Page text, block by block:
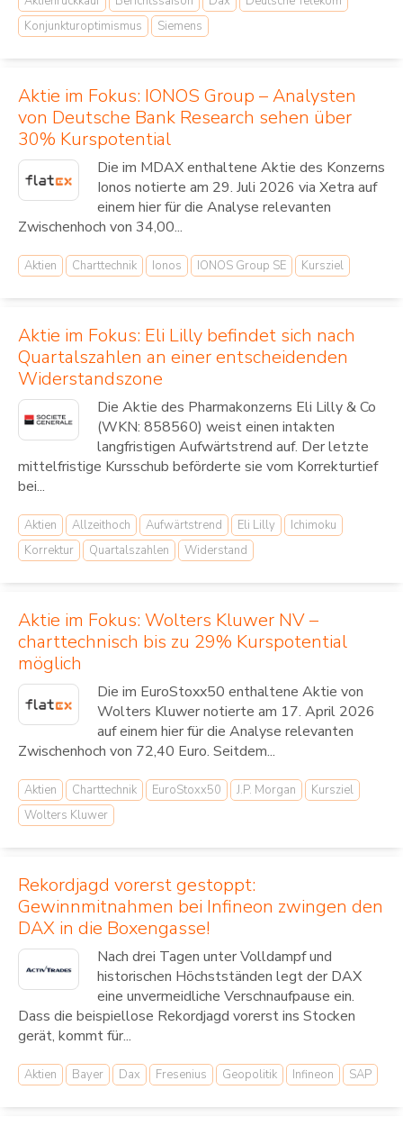
Konjunkturoptimismus
Siemens
Aktie im Fokus: IONOS Group – Analysten
von Deutsche Bank Research sehen über
30% Kurspotential
Die im MDAX enthaltene Aktie des Konzerns
Ionos notierte am 29. Juli 2026 via Xetra auf
einem hier für die Analyse relevanten
Zwischenhoch von 34,00...
Aktien Charttechnik Ionos IONOS Group SE Kursziel
Aktie im Fokus: Eli Lilly befindet sich nach
Quartalszahlen an einer entscheidenden
Widerstandszone
Die Aktie des Pharmakonzerns Eli Lilly & Co
(WKN: 858560) weist einen intakten
langfristigen Aufwärtstrend auf. Der letzte
mittelfristige Kursschub beförderte sie vom Korrekturtief
bei...
Aktien Allzeithoch Aufwärtstrend Eli Lilly
Ichimoku
Korrektur
Quartalszahlen Widerstand
Aktie im Fokus: Wolters Kluwer NV –
charttechnisch bis zu 29% Kurspotential
möglich
Die im EuroStoxx50 enthaltene Aktie von
Wolters Kluwer notierte am 17. April 2026
auf einem hier für die Analyse relevanten
Zwischenhoch von 72,40 Euro. Seitdem...
Aktien Charttechnik EuroStoxx50 J.P. Morgan
Kursziel
Wolters Kluwer
Rekordjagd vorerst gestoppt:
Gewinnmitnahmen bei Infineon zwingen den
DAX in die Boxengasse!
Nach drei Tagen unter Volldampf und
historischen Höchstständen legt der DAX
eine unvermeidliche Verschnaufpause ein.
Dass die beispiellose Rekordjagd vorerst ins Stocken
gerät, kommt für...
Aktien Bayer Dax Fresenius Geopolitik Infineon SAP